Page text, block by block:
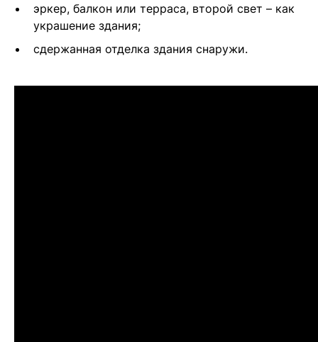
эркер, балкон или терраса, второй свет – как
украшение здания;
сдержанная отделка здания снаружи.